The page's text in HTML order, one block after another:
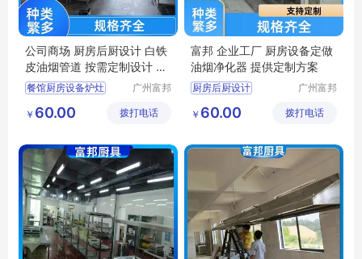
公司商场 厨房后厨设计 白铁
皮油烟管道 按需定制设计 富
邦
餐馆厨房设备炉灶
饭堂厨房设计规范
厨房设计规范
广州富邦
工程有限
￥ 60.00 拨打电话
富邦 企业工厂 厨房设备定做
油烟净化器 提供定制方案
厨房后厨设计
厨房炊事设备
厨房设备配套
广州富邦
工程有限
￥ 60.00 拨打电话